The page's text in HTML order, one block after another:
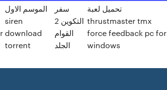
الموسم الاول
siren
download
torrent
سفر
التكوين 2
القوام
الجلد
تحميل لعبة
thrustmaster tmx
force feedback pc for
windows